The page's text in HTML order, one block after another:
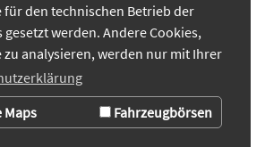
für den technischen Betrieb der
werden. Andere Cookies,
analysieren, werden nur mit Ihrer
Maps Fahrzeugbörsen